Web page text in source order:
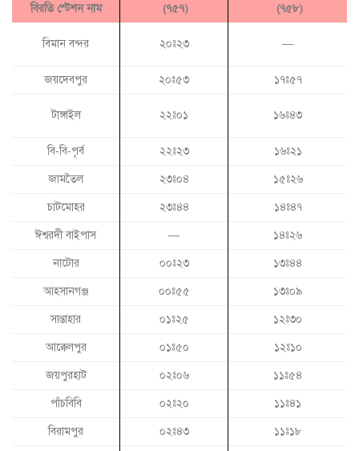
বিরতি স্টেশন নাম (৭৫৭) (৭৫৮)
বিমান বন্দর ২০ঃ২৩ —
জয়দেবপুর ২০ঃ৫৩ ১৭ঃ৫৭
‎টাঙ্গাইল ২২ঃ০১ ১৬ঃ৪৩
বি-বি-পৃর্ব ২২ঃ২৩ ১৬ঃ২১
জামতৈল ২৩ঃ০৪ ১৫ঃ২৬
চাটমোহর ২৩ঃ৪৪ ১৪ঃ৪৭
ঈশ্বরদী বাইপাস — ১৪ঃ২৬
নাটোর ০০ঃ২৩ ১৩ঃ৪৪
আহসানগঞ্জ ০০ঃ৫৫ ১৩ঃ০৯
সান্তাহার ০১ঃ২৫ ১২ঃ৩০
আক্কেলপুর ০১ঃ৫০ ১২ঃ১০
জয়পুরহাট ০২ঃ০৬ ১১ঃ৫৪
পাঁচবিবি ০২ঃ২০ ১১ঃ৪১
বিরামপুর ০২ঃ৪৩ ১১ঃ১৮